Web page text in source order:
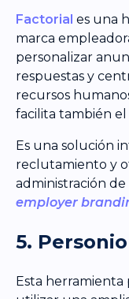
Factorial es una
marca
personalizar
respuestas y
recursos
facilita también
Es una solución
reclutamiento y
administración
employer
5. Personio
Esta